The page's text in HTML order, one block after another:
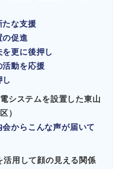
な支援
促進
更に後押し
動を応援
システムを設置した東山
）
からこんな声が届いて
用して顔の見える関係